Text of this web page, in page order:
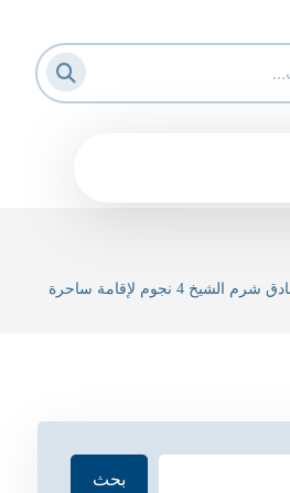
الشيخ 4 نجوم لإقامة ساحرة